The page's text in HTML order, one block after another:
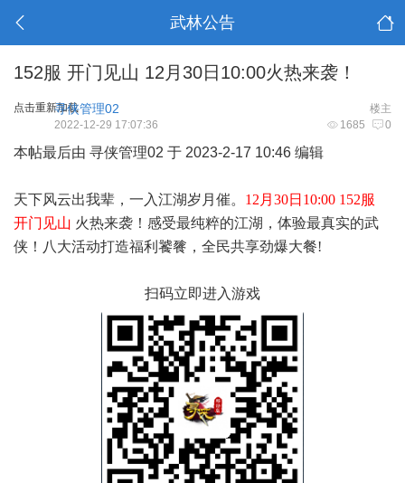
武林公告
152服 开门见山 12月30日10:00火热来袭！
点击重新加载 楼主
寻侠管理02
1685 0
2022-12-29 17:07:36
本帖最后由 寻侠管理02 于 2023-2-17 10:46 编辑
天下风云出我辈，一入江湖岁月催。 12月30日10:00 152服
开门见山 火热来袭！感受最纯粹的江湖，体验最真实的武
侠！八大活动打造福利饕餮，全民共享劲爆大餐!
扫码立即进入游戏